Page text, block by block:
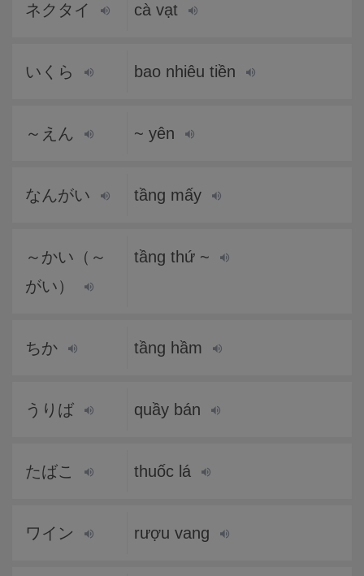
ネクタイ cà vạt
いくら bao nhiêu tiền
～えん ~ yên
なんがい tầng mấy
～かい（～
がい）
tầng thứ ~
ちか tầng hầm
うりば quầy bán
たばこ thuốc lá
ワイン rượu vang